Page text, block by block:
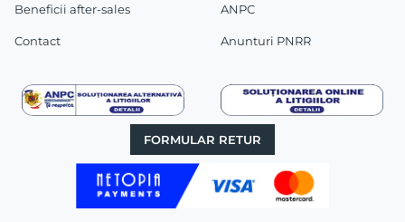
Beneficii after-sales
Contact
ANPC
Anunturi PNRR
FORMULAR RETUR